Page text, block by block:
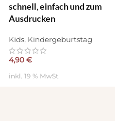
schnell, einfach und zum
Ausdrucken
Kids, Kindergeburtstag
4,90 €
inkl. 19 % MwSt.